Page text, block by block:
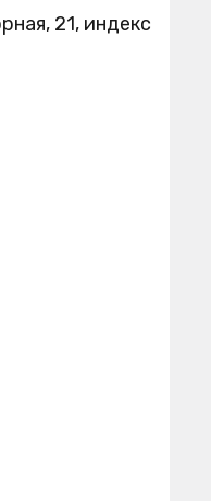
21, индекс